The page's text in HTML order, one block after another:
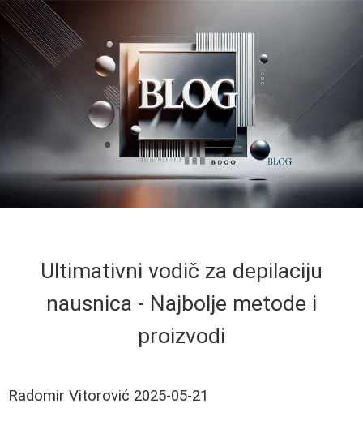
Ultimativni vodič za depilaciju
nausnica - Najbolje metode i
proizvodi
Radomir Vitorović 2025-05-21